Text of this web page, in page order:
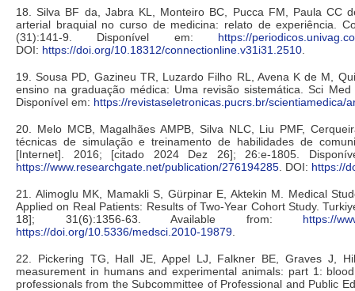
18. Silva BF da, Jabra KL, Monteiro BC, Pucca FM, Paula CC
arterial braquial no curso de medicina: relato de experiência.
(31):141-9. Disponível em: https://
DOI: https://doi.org/10.18312/connectionline.v31i31.2510.
19. Sousa PD, Gazineu TR, Luzardo Filho RL, Avena K de M,
ensino na graduação médica: Uma revisão sistemática. Sci
Disponível em: https://revistaseletronicas.pucrs.br/scientiamedica/
20. Melo MCB, Magalhães AMPB, Silva NLC, Liu PMF,
técnicas de simulação e treinamento de habilidades de
[Internet]. 2016; [citado 2024 Dez 26]; 26:e-1805.
https://www.researchgate.net/publication/276194285. DOI: https://
21. Alimoglu MK, Mamakli S, Gürpinar E, Aktekin M. Medical
Applied on Real Patients: Results of Two-Year Cohort Study.
18]; 31(6):1356-63. Available from: https://
https://doi.org/10.5336/medsci.2010-19879.
22. Pickering TG, Hall JE, Appel LJ, Falkner BE, Graves J,
measurement in humans and experimental animals: part 1:
professionals from the Subcommittee of Professional and Public